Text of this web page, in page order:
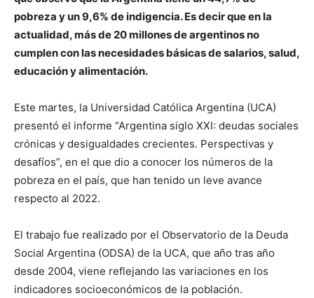
pobreza y un 9,6% de indigencia. Es decir que en la
actualidad, más de 20 millones de argentinos no
cumplen con las necesidades básicas de salarios, salud,
educación y alimentación.
Este martes, la Universidad Católica Argentina (UCA)
presentó el informe “Argentina siglo XXI: deudas sociales
crónicas y desigualdades crecientes. Perspectivas y
desafíos”, en el que dio a conocer los números de la
pobreza en el país, que han tenido un leve avance
respecto al 2022.
El trabajo fue realizado por el Observatorio de la Deuda
Social Argentina (ODSA) de la UCA, que año tras año
desde 2004, viene reflejando las variaciones en los
indicadores socioeconómicos de la población.